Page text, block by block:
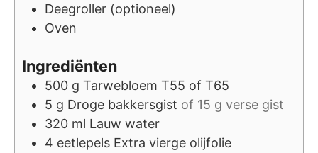
Deegroller (optioneel)
Oven
Ingrediënten
500 g Tarwebloem T55 of T65
5 g Droge bakkersgist of 15 g verse gist
320 ml Lauw water
4 eetlepels Extra vierge olijfolie